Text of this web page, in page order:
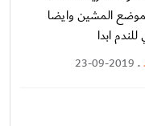
المشين وايضا
ابدا
.
23-09-2019